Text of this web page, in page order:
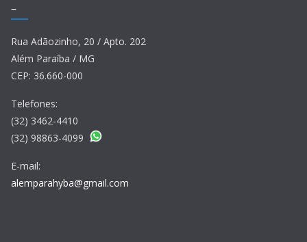
–
Rua Adãozinho, 20 / Apto. 202
Além Paraíba / MG
CEP: 36.660-000
Telefones:
(32) 3462-4410
(32) 98863-4099
E-mail:
alemparahyba@gmail.com